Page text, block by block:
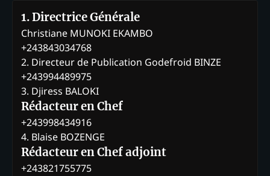
1. Directrice Générale
Christiane MUNOKI EKAMBO
+243843034768
2. Directeur de Publication Godefroid BINZE
+243994489975
3. Djiress BALOKI
Rédacteur en Chef
+243998434916
4. Blaise BOZENGE
Rédacteur en Chef adjoint
+243821755775